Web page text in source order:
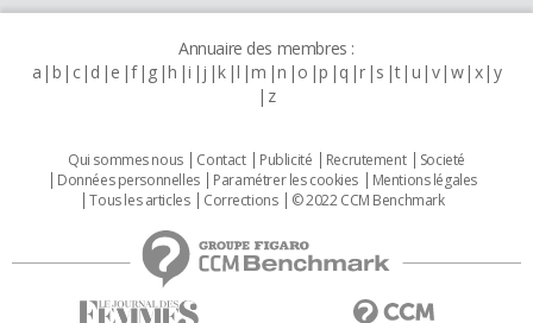
Annuaire des membres :
a b c d e f g h i j k l m n o p q r s t u v w x y
z
Qui sommes nous Contact Publicité Recrutement
Societé
Données personnelles
Paramétrer les cookies
Mentions légales
Tous les articles
Corrections © 2022 CCM Benchmark